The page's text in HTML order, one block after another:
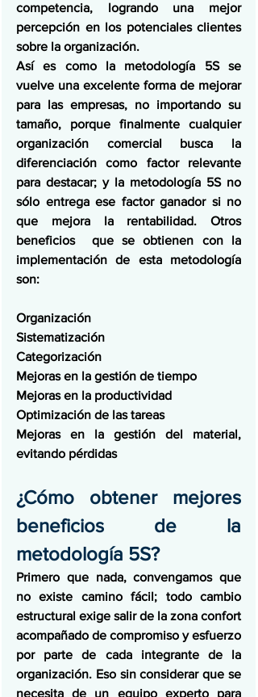
competencia, logrando una mejor
percepción en los potenciales clientes
sobre la organización.
Así es como la metodología 5S se
vuelve una excelente forma de mejorar
para las empresas, no importando su
tamaño, porque finalmente cualquier
organización comercial busca la
diferenciación como factor relevante
para destacar; y la metodología 5S no
sólo entrega ese factor ganador si no
que mejora la rentabilidad. Otros
beneficios  que se obtienen con la
implementación de esta metodología
son:
Organización
Sistematización
Categorización
Mejoras en la gestión de tiempo
Mejoras en la productividad
Optimización de las tareas
Mejoras en la gestión del material,
evitando pérdidas
¿Cómo obtener mejores
beneficios de la
metodología 5S?
Primero que nada, convengamos que
no existe camino fácil; todo cambio
estructural exige salir de la zona confort
acompañado de compromiso y esfuerzo
por parte de cada integrante de la
organización. Eso sin considerar que se
necesita de un equipo experto para